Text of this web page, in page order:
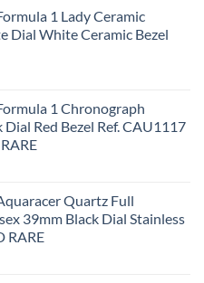
1 Lady Ceramic
Dial White Ceramic Bezel
1 Chronograph
Red Bezel Ref. CAU1117
Quartz Full
39mm Black Dial Stainless
RARE